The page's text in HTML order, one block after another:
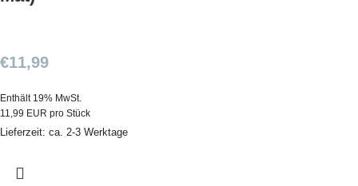
€11,99
Enthält 19% MwSt.
11,99 EUR pro Stück
Lieferzeit: ca. 2-3 Werktage